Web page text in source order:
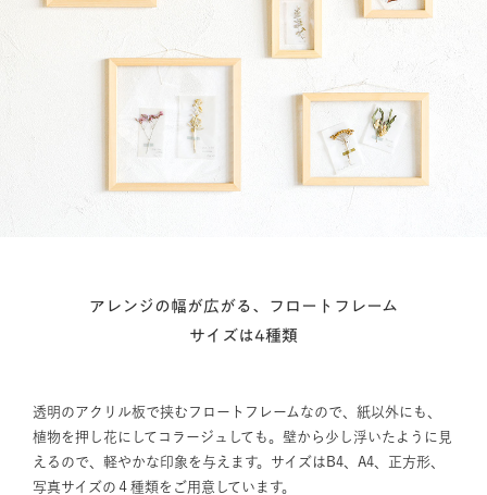
アレンジの幅が広がる、フロートフレーム
サイズは4種類
透明のアクリル板で挟むフロートフレームなので、紙以外にも、
植物を押し花にしてコラージュしても。壁から少し浮いたように見
えるので、軽やかな印象を与えます。サイズはB4、A4、正方形、
写真サイズの４種類をご用意しています。